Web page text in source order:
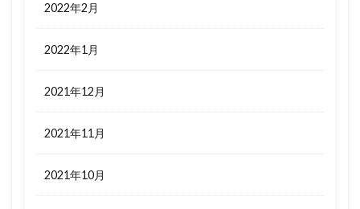
2022年2月
2022年1月
2021年12月
2021年11月
2021年10月